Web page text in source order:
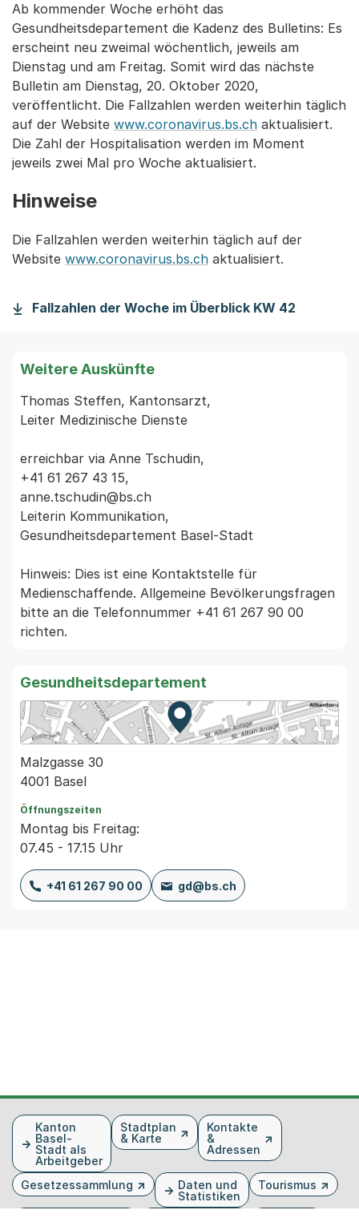
Ab kommender Woche erhöht das
Gesundheitsdepartement die Kadenz des Bulletins: Es
erscheint neu zweimal wöchentlich, jeweils am
Dienstag und am Freitag. Somit wird das nächste
Bulletin am Dienstag, 20. Oktober 2020,
veröffentlicht. Die Fallzahlen werden weiterhin täglich
auf der Website www.coronavirus.bs.ch aktualisiert.
Die Zahl der Hospitalisation werden im Moment
jeweils zwei Mal pro Woche aktualisiert.
Hinweise
Die Fallzahlen werden weiterhin täglich auf der
Website www.coronavirus.bs.ch aktualisiert.
Fallzahlen der Woche im Überblick KW 42
Weitere Auskünfte
Thomas Steffen, Kantonsarzt,
Leiter Medizinische Dienste
erreichbar via Anne Tschudin,
+41 61 267 43 15,
anne.tschudin@bs.ch
Leiterin Kommunikation,
Gesundheitsdepartement Basel-Stadt
Hinweis: Dies ist eine Kontaktstelle für
Medienschaffende. Allgemeine Bevölkerungsfragen
bitte an die Telefonnummer +41 61 267 90 00
Gesundheitsdepartement
Zur Karte von MapBS.
Externer Link, wird in einem
Malzgasse 30
4001 Basel
Öffnungszeiten
Montag bis Freitag:
07.45 - 17.15 Uhr
+41 61 267 90 00 gd@bs.ch
FusszeileKanton
Basel-
Stadt als
Arbeitgeber
Stadtplan
& Karte
Kontakte
&
Adressen
Gesetzessammlung
Daten und
Statistiken
Tourismus